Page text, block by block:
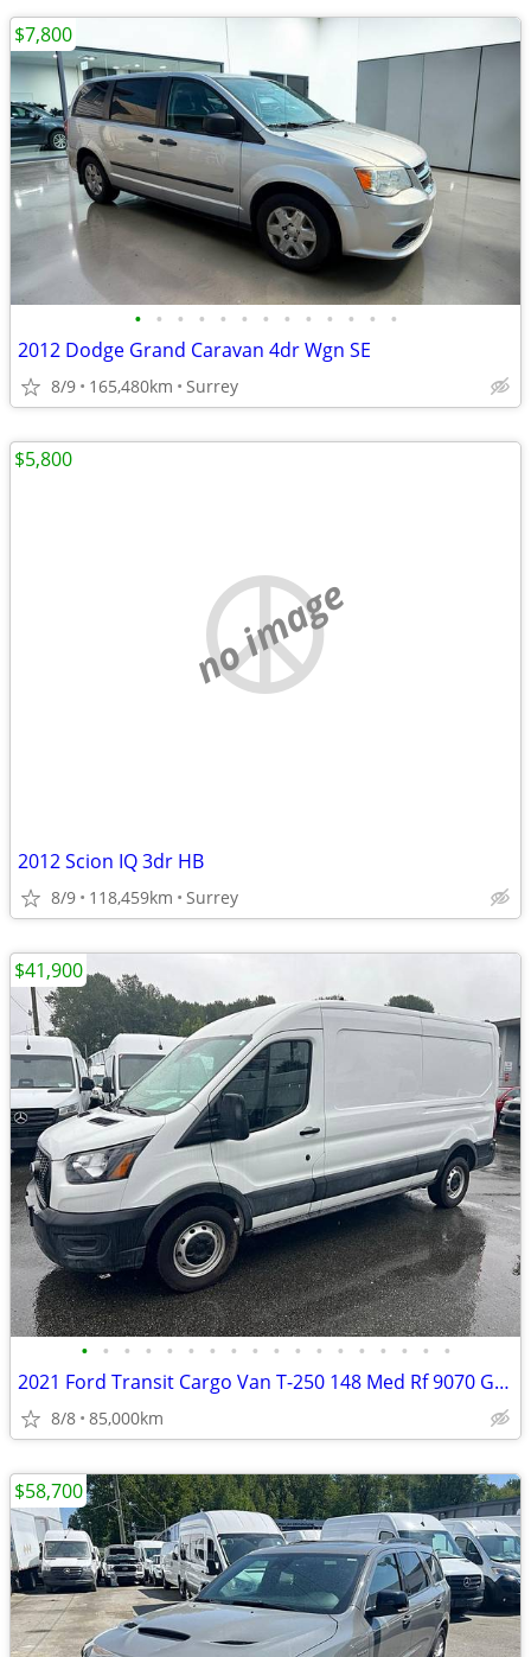
• • • • • • • • • • • • •
2012 Dodge Grand Caravan 4dr Wgn SE
8/9 165,480km Surrey
$7,800
no image
2012 Scion IQ 3dr HB
8/9 118,459km Surrey
$5,800
• • • • • • • • • • • • • • • • • •
2021 Ford Transit Cargo Van T-250 148 Med Rf 9070 GVWR RWD
8/8 85,000km
$41,900
$58,700